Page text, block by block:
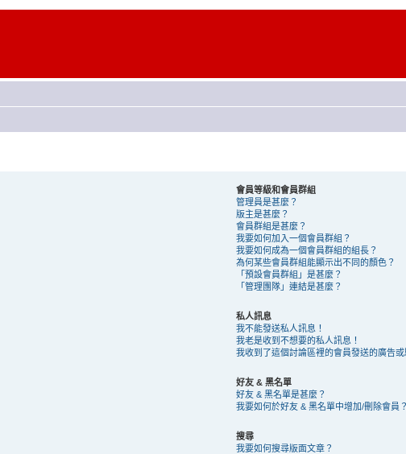
會員等級和會員群組
管理員是甚麼？
版主是甚麼？
會員群組是甚麼？
我要如何加入一個會員群組？
我要如何成為一個會員群組的組長？
為何某些會員群組能顯示出不同的顏色？
「預設會員群組」是甚麼？
「管理團隊」連結是甚麼？
私人訊息
我不能發送私人訊息！
我老是收到不想要的私人訊息！
我收到了這個討論區裡的會員發送的廣告或
好友 & 黑名單
好友 & 黑名單是甚麼？
我要如何於好友 & 黑名單中增加/刪除會員？
搜尋
我要如何搜尋版面文章？